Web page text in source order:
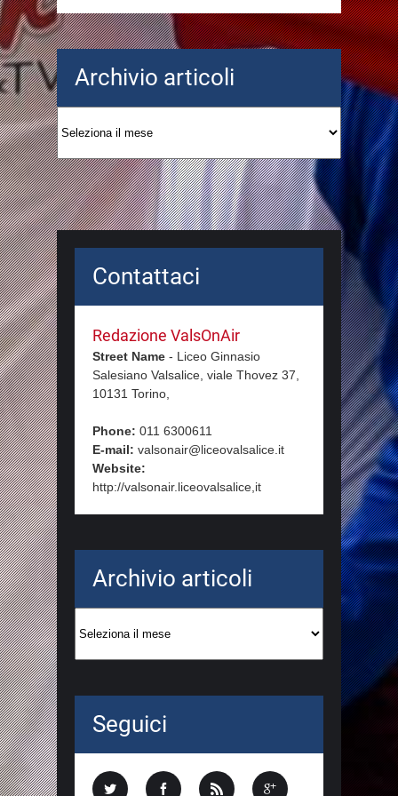
Archivio articoli
Archivio
articoli
Contattaci
Redazione ValsOnAir
Street Name - Liceo Ginnasio
Salesiano Valsalice, viale Thovez 37,
10131 Torino,
Phone: 011 6300611
E-mail: valsonair@liceovalsalice.it
Website:
http://valsonair.liceovalsalice,it
Archivio articoli
articoli
Seguici